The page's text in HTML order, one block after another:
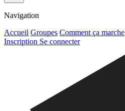
Navigation
Accueil Groupes Comment ça marche
Inscription Se connecter